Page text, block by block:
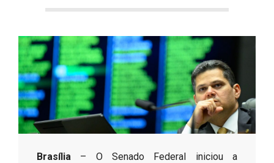
s
s
o
Brasília – O Senado Federal iniciou a